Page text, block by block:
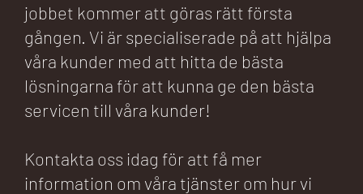
jobbet kommer att göras rätt första
gången. Vi är specialiserade på att hjälpa
våra kunder med att hitta de bästa
lösningarna för att kunna ge den bästa
servicen till våra kunder!
Kontakta oss idag för att få mer
information om våra tjänster om hur vi